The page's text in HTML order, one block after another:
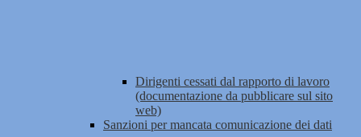
Dirigenti cessati dal rapporto di lavoro
(documentazione da pubblicare sul sito
web)
Sanzioni per mancata comunicazione dei dati